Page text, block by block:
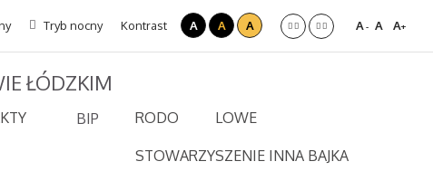
Tryb nocny Kontrast A A A A- A A+
ŁÓDZKIM
BIP RODO LOWE
STOWARZYSZENIE INNA BAJKA